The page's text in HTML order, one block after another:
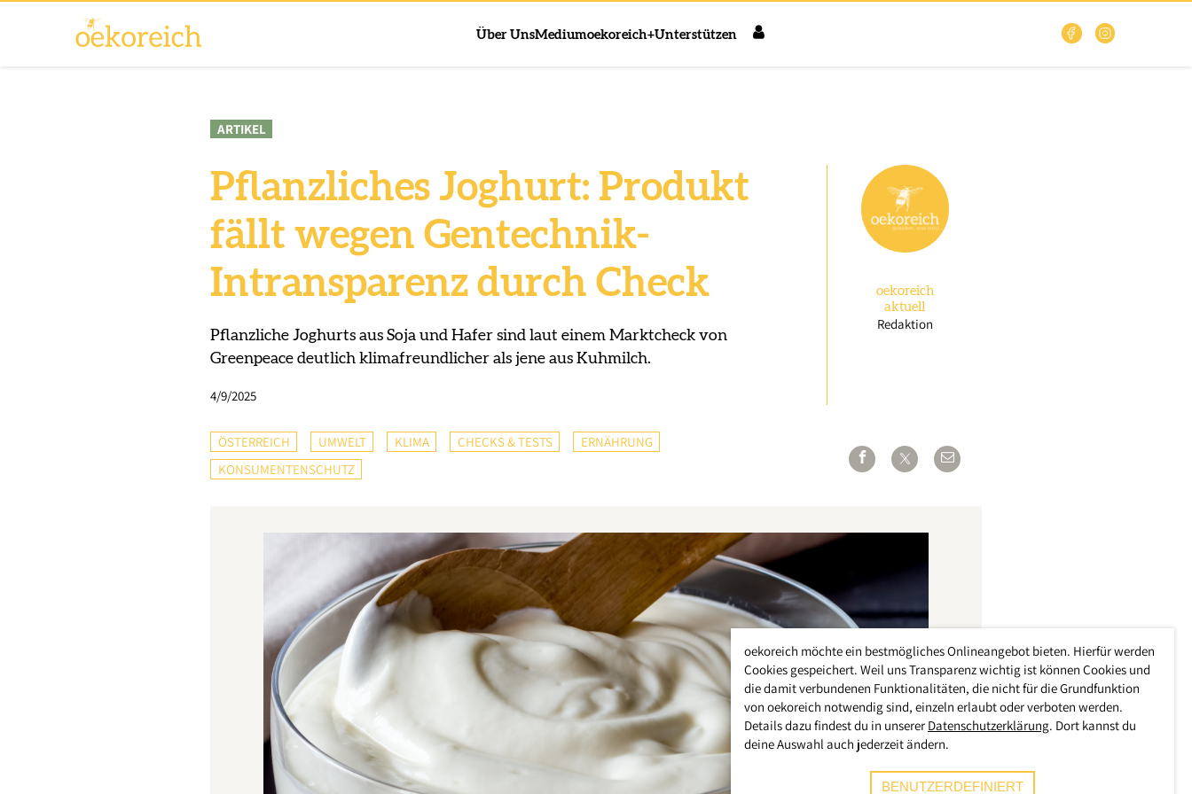
Über UnsMediumoekoreich+Unterstützen
ARTIKEL
Pflanzliches Joghurt: Produkt
fällt wegen Gentechnik-
Intransparenz durch Check
Pflanzliche Joghurts aus Soja und Hafer sind laut einem Marktcheck von
Greenpeace deutlich klimafreundlicher als jene aus Kuhmilch.
4/9/2025
oekoreich
aktuell
Redaktion
ÖSTERREICH UMWELT KLIMA CHECKS & TESTS
ERNÄHRUNG
KONSUMENTENSCHUTZ
oekoreich möchte ein bestmögliches Onlineangebot bieten. Hierfür werden
Cookies gespeichert. Weil uns Transparenz wichtig ist können Cookies und
die damit verbundenen Funktionalitäten, die nicht für die Grundfunktion
von oekoreich notwendig sind, einzeln erlaubt oder verboten werden.
Details dazu findest du in unserer Datenschutzerklärung. Dort kannst du
deine Auswahl auch jederzeit ändern.
BENUTZERDEFINIERT